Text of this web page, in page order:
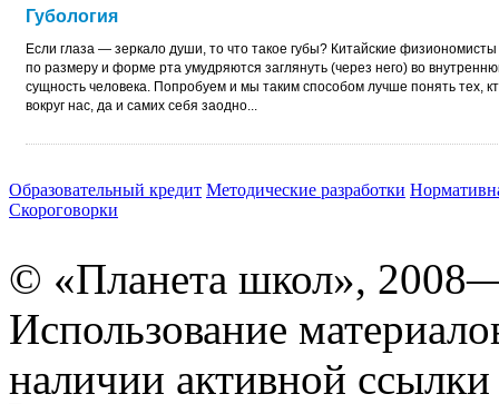
Губология
Если глаза — зеркало души, то что такое губы? Китайские физиономисты
по размеру и форме рта умудряются заглянуть (через него) во
сущность человека. Попробуем и мы таким способом лучше понять тех,
вокруг нас, да и самих себя заодно...
Образовательный кредит Методические разработки
Скороговорки
© «Планета школ»,
Использование
наличии активной